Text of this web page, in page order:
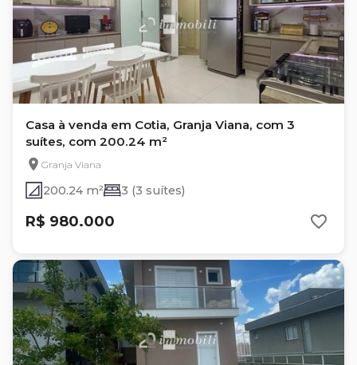
Casa à venda em Cotia, Granja Viana, com 3
suítes, com 200.24 m²
Granja Viana
200.24 m² 3 (3 suítes)
R$ 980.000